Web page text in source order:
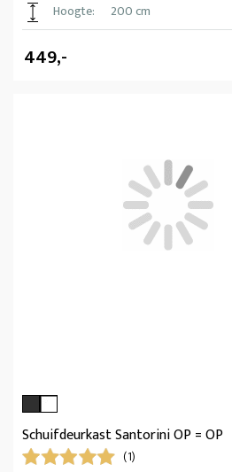
Hoogte:
200 cm
449,-
Schuifdeurkast Santorini OP = OP
(1)